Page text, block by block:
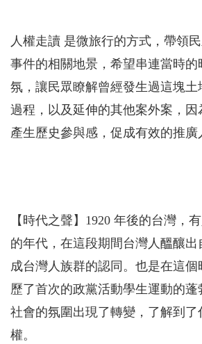
人權走讀 是微旅行的方式，帶領
事件的相關地景，希望串連當時
氛，讓民眾瞭解曾經發生過這塊土
過程，以及延伸的其他案外案，因
產生歷史參與感，促成有效的推廣
【時代之聲】1920 年後的台灣，
的年代，在這段期間台灣人醞釀
成台灣人族群的認同。也是在這
歷了首次的政黨活動學生運動的
社會的氛圍出現了轉變，了解到了
權。